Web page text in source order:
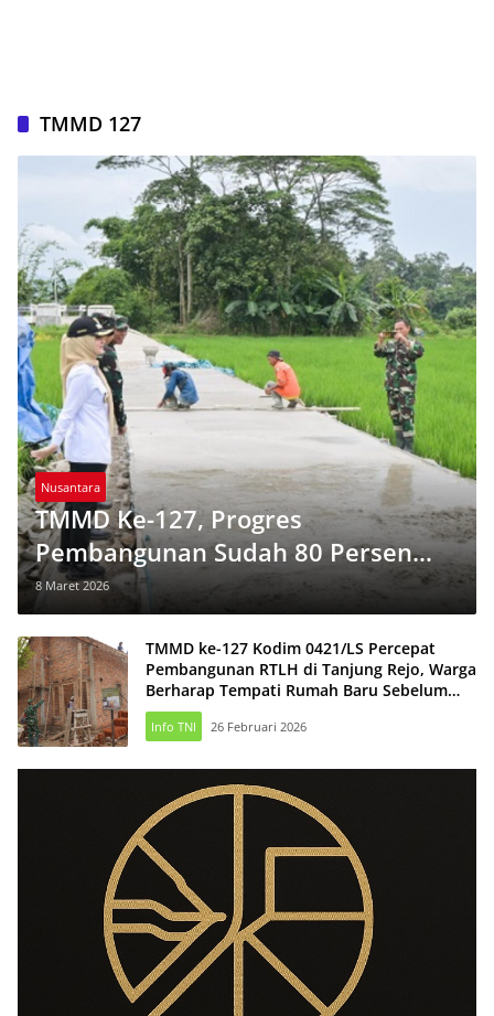
TMMD 127
Nusantara
TMMD Ke-127, Progres
Pembangunan Sudah 80 Persen
Ditarget Rampung Sebelum Idul
Fitri
8 Maret 2026
TMMD ke-127 Kodim 0421/LS Percepat
Pembangunan RTLH di Tanjung Rejo, Warga
Berharap Tempati Rumah Baru Sebelum
Lebaran
Info TNI 26 Februari 2026